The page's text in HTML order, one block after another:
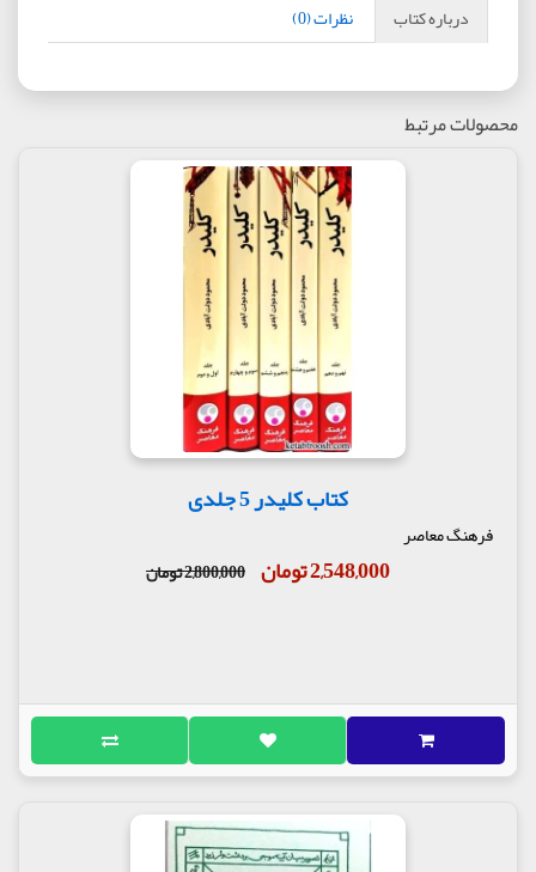
درباره کتاب نظرات (0)
محصولات مرتبط
کتاب کلیدر 5 جلدی
فرهنگ معاصر
2,548,000 تومان 2,800,000 تومان